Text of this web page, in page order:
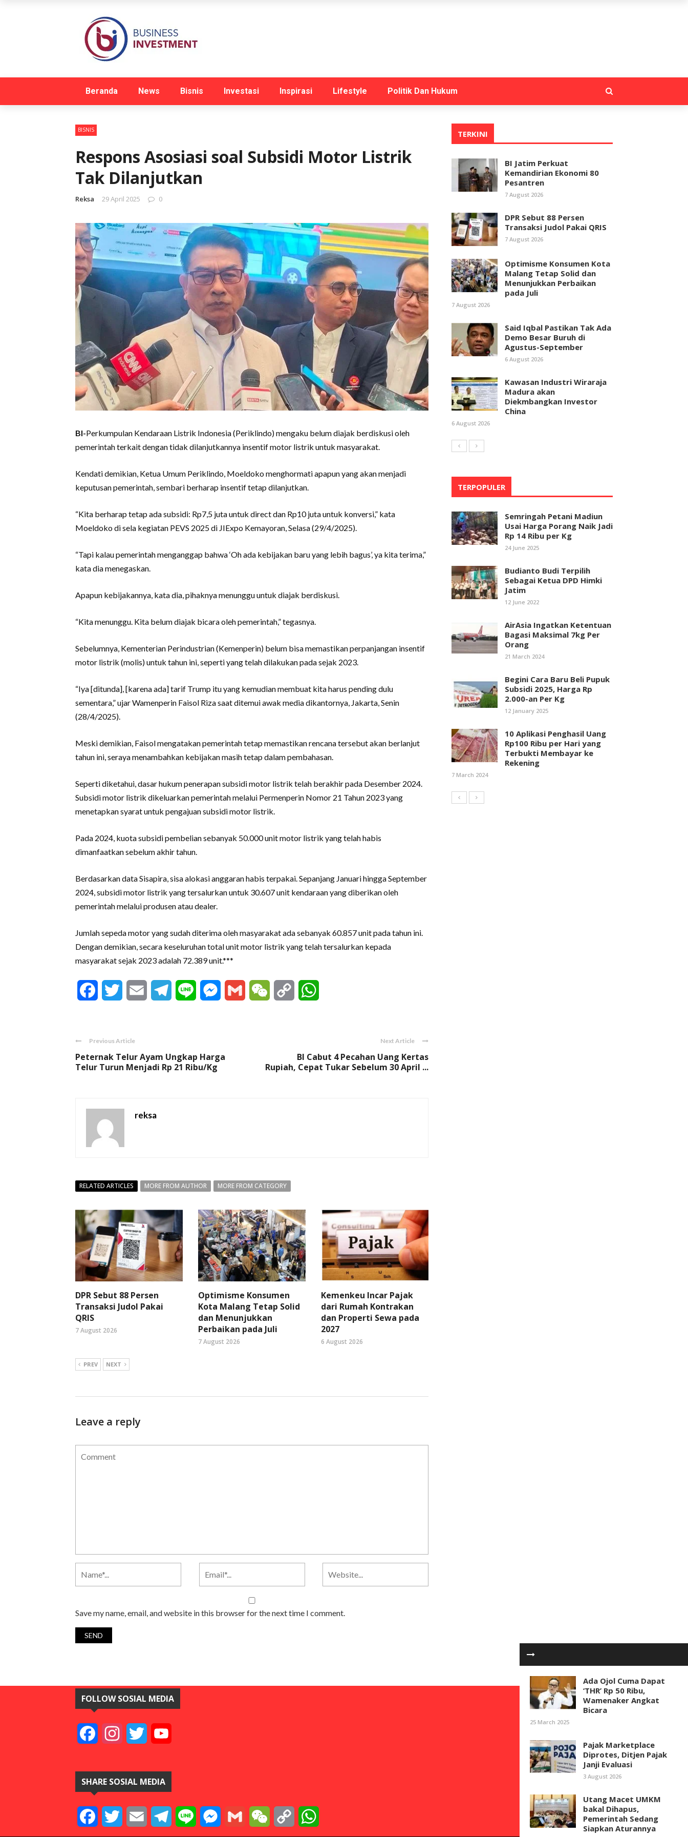
Beranda News Bisnis Investasi Inspirasi Lifestyle Politik Dan Hukum
BISNIS
Respons Asosiasi soal Subsidi Motor Listrik
Tak Dilanjutkan
Reksa 29 April 2025 0
BI-Perkumpulan Kendaraan Listrik Indonesia (Periklindo) mengaku belum diajak berdiskusi oleh
pemerintah terkait dengan tidak dilanjutkannya insentif motor listrik untuk masyarakat.
Kendati demikian, Ketua Umum Periklindo, Moeldoko menghormati apapun yang akan menjadi
keputusan pemerintah, sembari berharap insentif tetap dilanjutkan.
“Kita berharap tetap ada subsidi: Rp7,5 juta untuk direct dan Rp10 juta untuk konversi,” kata
Moeldoko di sela kegiatan PEVS 2025 di JIExpo Kemayoran, Selasa (29/4/2025).
“Tapi kalau pemerintah menganggap bahwa ‘Oh ada kebijakan baru yang lebih bagus’, ya kita terima,”
kata dia menegaskan.
Apapun kebijakannya, kata dia, pihaknya menunggu untuk diajak berdiskusi.
“Kita menunggu. Kita belum diajak bicara oleh pemerintah,” tegasnya.
Sebelumnya, Kementerian Perindustrian (Kemenperin) belum bisa memastikan perpanjangan insentif
motor listrik (molis) untuk tahun ini, seperti yang telah dilakukan pada sejak 2023.
“Iya [ditunda], [karena ada] tarif Trump itu yang kemudian membuat kita harus pending dulu
sementara,” ujar Wamenperin Faisol Riza saat ditemui awak media dikantornya, Jakarta, Senin
(28/4/2025).
Meski demikian, Faisol mengatakan pemerintah tetap memastikan rencana tersebut akan berlanjut
tahun ini, seraya menambahkan kebijakan masih tetap dalam pembahasan.
Seperti diketahui, dasar hukum penerapan subsidi motor listrik telah berakhir pada Desember 2024.
Subsidi motor listrik dikeluarkan pemerintah melalui Permenperin Nomor 21 Tahun 2023 yang
menetapkan syarat untuk pengajuan subsidi motor listrik.
Pada 2024, kuota subsidi pembelian sebanyak 50.000 unit motor listrik yang telah habis
dimanfaatkan sebelum akhir tahun.
Berdasarkan data Sisapira, sisa alokasi anggaran habis terpakai. Sepanjang Januari hingga September
2024, subsidi motor listrik yang tersalurkan untuk 30.607 unit kendaraan yang diberikan oleh
pemerintah melalui produsen atau dealer.
Jumlah sepeda motor yang sudah diterima oleh masyarakat ada sebanyak 60.857 unit pada tahun ini.
Dengan demikian, secara keseluruhan total unit motor listrik yang telah tersalurkan kepada
masyarakat sejak 2023 adalah 72.389 unit.***
FacebookTwitter Email Telegram
Line Messenger
Gmail WeChat Copy
Previous Article
Peternak Telur Ayam Ungkap Harga
Telur Turun Menjadi Rp 21 Ribu/Kg
Next Article
BI Cabut 4 Pecahan Uang Kertas
Rupiah, Cepat Tukar Sebelum 30 April ...
reksa
RELATED ARTICLES MORE FROM AUTHOR MORE FROM CATEGORY
DPR Sebut 88 Persen
Transaksi Judol Pakai
QRIS
7 August 2026
Optimisme Konsumen
Kota Malang Tetap Solid
dan Menunjukkan
Perbaikan pada Juli
7 August 2026
Kemenkeu Incar Pajak
dari Rumah Kontrakan
dan Properti Sewa pada
2027
6 August 2026
PREV NEXT
Leave a reply
Save my name, email, and website in this browser for the next time I comment.
Ada Ojol Cuma Dapat
‘THR’ Rp 50 Ribu,
Wamenaker Angkat
Bicara
25 March 2025
Pajak Marketplace
Diprotes, Ditjen Pajak
Janji Evaluasi
3 August 2026
Utang Macet UMKM
bakal Dihapus,
Pemerintah Sedang
Siapkan Aturannya
TERKINI
BI Jatim Perkuat
Kemandirian Ekonomi 80
Pesantren
7 August 2026
DPR Sebut 88 Persen
Transaksi Judol Pakai QRIS
7 August 2026
Optimisme Konsumen Kota
Malang Tetap Solid dan
Menunjukkan Perbaikan
pada Juli
7 August 2026
Said Iqbal Pastikan Tak Ada
Demo Besar Buruh di
Agustus-September
6 August 2026
Kawasan Industri Wiraraja
Madura akan
Diekmbangkan Investor
China
6 August 2026
TERPOPULER
Semringah Petani Madiun
Usai Harga Porang Naik Jadi
Rp 14 Ribu per Kg
24 June 2025
Budianto Budi Terpilih
Sebagai Ketua DPD Himki
Jatim
12 June 2022
AirAsia Ingatkan Ketentuan
Bagasi Maksimal 7kg Per
Orang
21 March 2024
Begini Cara Baru Beli Pupuk
Subsidi 2025, Harga Rp
2.000-an Per Kg
12 January 2025
10 Aplikasi Penghasil Uang
Rp100 Ribu per Hari yang
Terbukti Membayar ke
Rekening
7 March 2024
FOLLOW SOSIAL MEDIA
FacebookInstagramTwitter
SHARE SOSIAL MEDIA
FacebookTwitter Email TelegramLine Messenger
Gmail WeChat Copy